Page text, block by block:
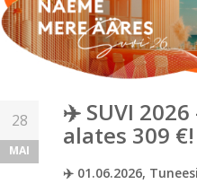
28
MAI
✈️ SUVI
alates 309 €!
✈️ 01.06.2026,